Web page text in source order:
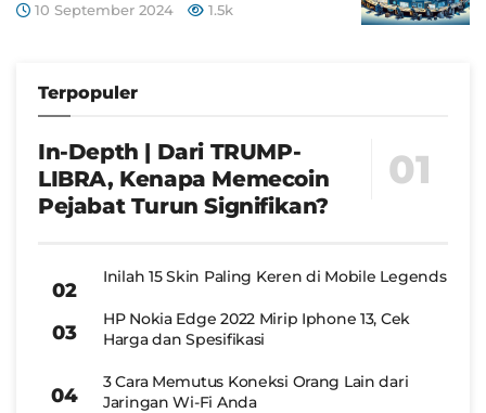
10 September 2024 1.5k
Terpopuler
In-Depth | Dari TRUMP-
LIBRA, Kenapa Memecoin
Pejabat Turun Signifikan?
Inilah 15 Skin Paling Keren di Mobile Legends
HP Nokia Edge 2022 Mirip Iphone 13, Cek
Harga dan Spesifikasi
3 Cara Memutus Koneksi Orang Lain dari
Jaringan Wi-Fi Anda